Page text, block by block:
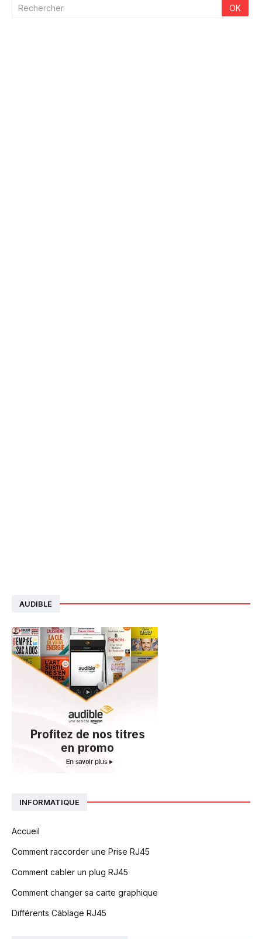
AUDIBLE
INFORMATIQUE
Accueil
Comment raccorder une Prise RJ45
Comment cabler un plug RJ45
Comment changer sa carte graphique
Différents Câblage RJ45